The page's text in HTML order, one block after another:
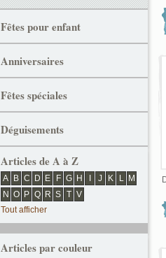
Fêtes pour enfant
Anniversaires
Fêtes spéciales
Déguisements
Articles de A à Z
A B C D E F G H J K L
M
N O P Q R S T V
Tout afficher
Articles par couleur